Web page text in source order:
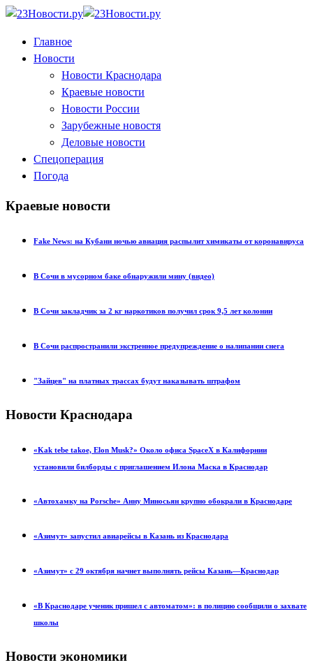
Главное
Новости
Новости Краснодара
Краевые новости
Новости России
Зарубежные новостя
Деловые новости
Спецоперация
Погода
Краевые новости
Fake News: на Кубани ночью авиация распылит химикаты от коронавируса
В Сочи в мусорном баке обнаружили мину (видео)
В Сочи закладчик за 2 кг наркотиков получил срок 9,5 лет колонии
В Сочи распространили экстренное предупреждение о налипании снега
"Зайцев" на платных трассах будут наказывать штрафом
Новости Краснодара
«Kak tebe takoe, Elon Musk?» Около офиса SpaceX в Калифорнии
установили билборды с приглашением Илона Маска в Краснодар
«Автохамку на Porsche» Анну Миносьян крупно обокрали в Краснодаре
«Азимут» запустил авиарейсы в Казань из Краснодара
«Азимут» с 29 октября начнет выполнять рейсы Казань—Краснодар
«В Краснодаре ученик пришел с автоматом»: в полицию сообщили о захвате
школы
Новости экономики